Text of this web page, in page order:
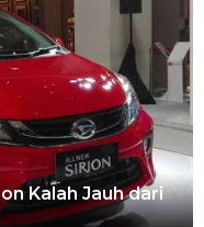
Kalah Jauh dari